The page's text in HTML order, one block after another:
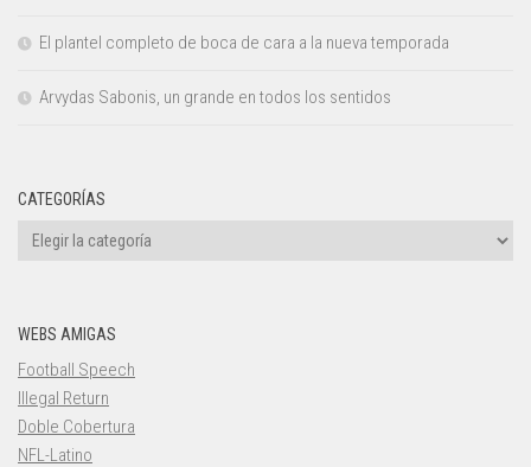
El plantel completo de boca de cara a la nueva temporada
Arvydas Sabonis, un grande en todos los sentidos
CATEGORÍAS
Categorías
WEBS AMIGAS
Football Speech
Illegal Return
Doble Cobertura
NFL-Latino